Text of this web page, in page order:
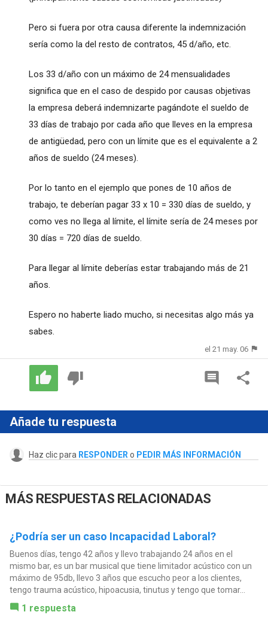
Pero si fuera por otra causa diferente la indemnización
sería como la del resto de contratos, 45 d/año, etc.
Los 33 d/año con un máximo de 24 mensualidades
significa que en el caso de despido por causas objetivas
la empresa deberá indemnizarte pagándote el sueldo de
33 días de trabajo por cada año que lleves en la empresa
de antigüedad, pero con un límite que es el equivalente a 2
años de sueldo (24 meses).
Por lo tanto en el ejemplo que pones de 10 años de
trabajo, te deberían pagar 33 x 10 = 330 días de sueldo, y
como ves no llega al límite, el límite sería de 24 meses por
30 días = 720 días de sueldo.
Para llegar al límite deberías estar trabajando más de 21
años.
Espero no haberte liado mucho, si necesitas algo más ya
sabes.
el 21 may. 06
Añade tu respuesta
Haz clic para RESPONDER o PEDIR MÁS INFORMACIÓN
MÁS RESPUESTAS RELACIONADAS
¿Podría ser un caso Incapacidad Laboral?
Buenos días, tengo 42 años y llevo trabajando 24 años en el
mismo bar, es un bar musical que tiene limitador acústico con un
máximo de 95db, llevo 3 años que escucho peor a los clientes,
tengo trauma acústico, hipoacusia, tinutus y tengo que tomar...
1 respuesta